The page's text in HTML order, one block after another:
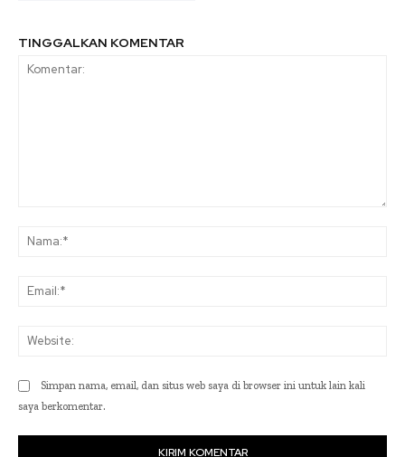
TINGGALKAN KOMENTAR
Simpan nama, email, dan situs web saya di browser ini untuk lain kali
saya berkomentar.